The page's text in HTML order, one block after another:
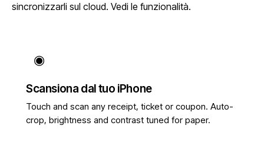
sincronizzarli sul cloud. Vedi le funzionalità.
◉
Scansiona dal tuo iPhone
Touch and scan any receipt, ticket or coupon. Auto-
crop, brightness and contrast tuned for paper.